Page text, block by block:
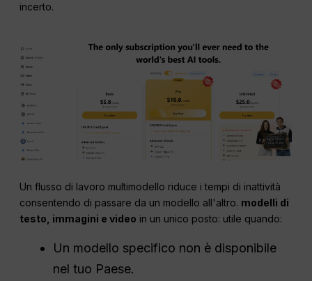
incerto.
Un flusso di lavoro multimodello riduce i tempi di inattività
consentendo di passare da un modello all'altro. modelli di
testo, immagini e video in un unico posto: utile quando:
Un modello specifico non è disponibile
nel tuo Paese.